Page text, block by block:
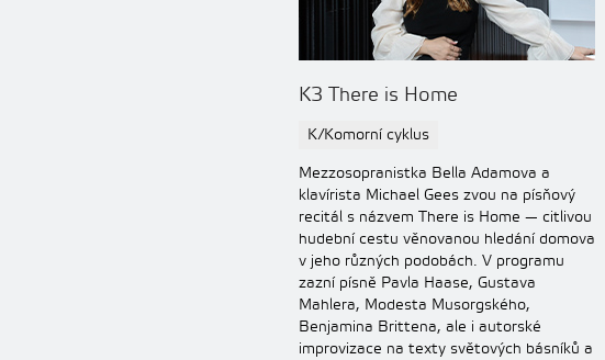
K3 There is Home
K/Komorní cyklus
Mezzosopranistka Bella Adamova a
klavírista Michael Gees zvou na písňový
recitál s názvem There is Home — citlivou
hudební cestu věnovanou hledání domova
v jeho různých podobách. V programu
zazní písně Pavla Haase, Gustava
Mahlera, Modesta Musorgského,
Benjamina Brittena, ale i autorské
improvizace na texty světových básníků a